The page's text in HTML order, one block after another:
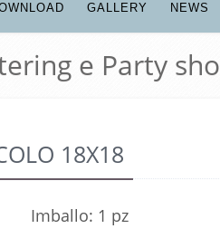
GALLERY NEWS
e Party
18X18
Imballo: 1 pz